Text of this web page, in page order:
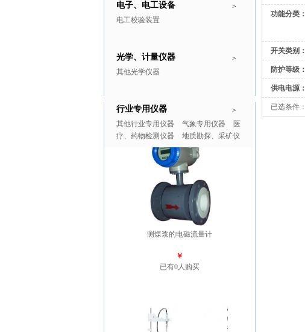
>
电子、电工设备
电工校验装置
>
光学、计量仪器
其他光学仪器
>
行业专用仪器
其他行业专用仪器 气象专用仪器
医
疗、药物检测仪器
地质勘探、采矿仪
推广商品 更多>>
测煤浆的电磁流量计
￥
已有0人购买
功能分类：
开关类别：
防护等级：
供电电源：
已选条件：